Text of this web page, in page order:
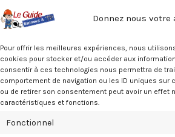
Donnez nous votre
Pour offrir les meilleures expériences, nous
cookies pour stocker et/ou accéder aux
consentir à ces technologies nous permettra de
comportement de navigation ou les ID uniques sur
ou de retirer son consentement peut avoir un effet
caractéristiques et fonctions.
Fonctionnel
Mentions légales
Nos partenaires
Politique de